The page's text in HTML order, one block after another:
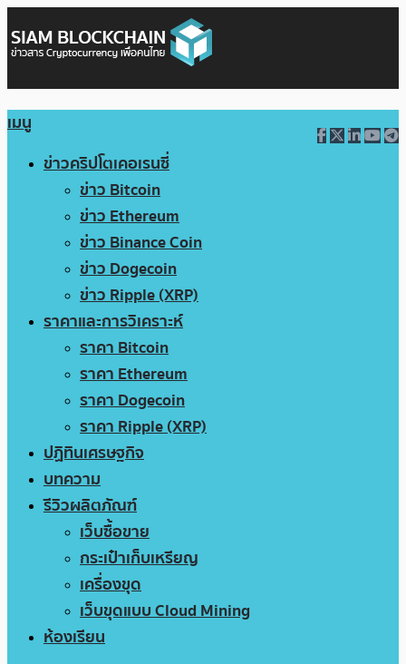
เมนู
ข่าวคริปโตเคอเรนซี่
ข่าว Bitcoin
ข่าว Ethereum
ข่าว Binance Coin
ข่าว Dogecoin
ข่าว Ripple (XRP)
ราคาและการวิเคราะห์
ราคา Bitcoin
ราคา Ethereum
ราคา Dogecoin
ราคา Ripple (XRP)
ปฏิทินเศรษฐกิจ
บทความ
รีวิวผลิตภัณฑ์
เว็บซื้อขาย
กระเป๋าเก็บเหรียญ
เครื่องขุด
เว็บขุดแบบ Cloud Mining
ห้องเรียน